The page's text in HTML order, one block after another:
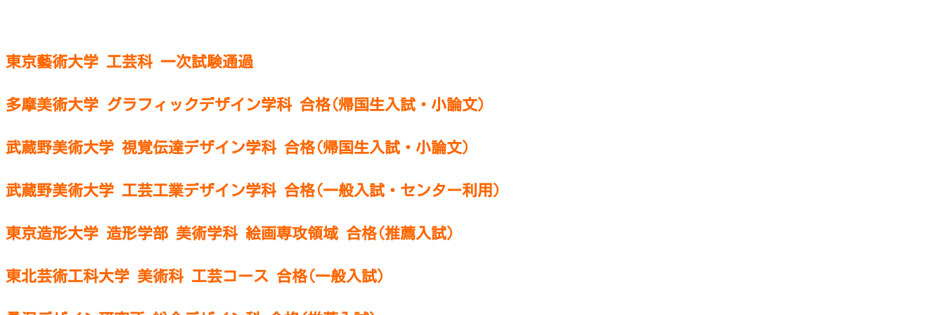
東京藝術大学 工芸科 一次試験通過
多摩美術大学 グラフィックデザイン学科 合格(帰国生入試・小論文)
武蔵野美術大学 視覚伝達デザイン学科 合格(帰国生入試・小論文)
武蔵野美術大学 工芸工業デザイン学科 合格(一般入試・センター利用)
東京造形大学 造形学部 美術学科 絵画専攻領域 合格(推薦入試)
東北芸術工科大学 美術科 工芸コース 合格(一般入試)